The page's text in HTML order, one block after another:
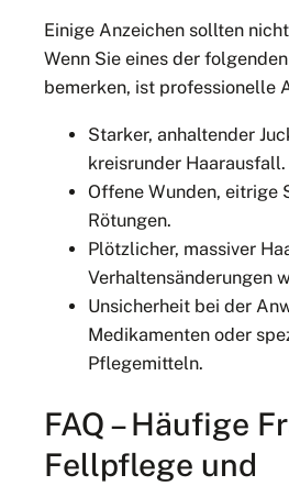
Einige Anzeichen sollten
Wenn Sie eines der
bemerken, ist professionelle
Starker, anhaltender
kreisrunder Haarausfall.
Offene Wunden, eitrige
Rötungen.
Plötzlicher, massiver
Verhaltensänderungen
Unsicherheit bei der
Medikamenten oder
Pflegemitteln.
FAQ – Häufige
Fellpflege und